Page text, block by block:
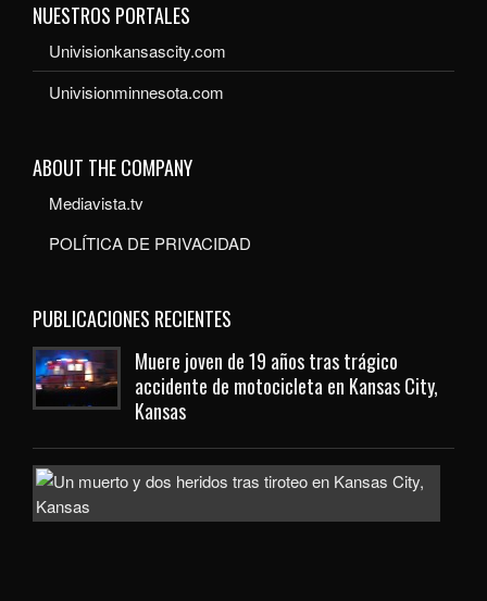
NUESTROS PORTALES
Univisionkansascity.com
Univisionminnesota.com
ABOUT THE COMPANY
Mediavista.tv
POLÍTICA DE PRIVACIDAD
PUBLICACIONES RECIENTES
Muere joven de 19 años tras trágico
accidente de motocicleta en Kansas City,
Kansas